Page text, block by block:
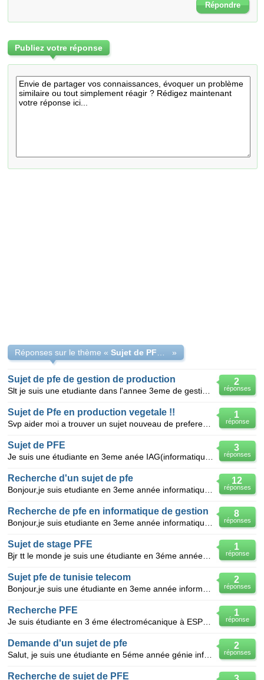
Répondre
Publiez votre réponse
Réponses sur le thème « »
2
réponses
Sujet de pfe de gestion de production
1
réponse
Sujet de Pfe en production vegetale !!
3
réponses
Sujet de PFE
12
réponses
Recherche d'un sujet de pfe
8
réponses
Recherche de pfe en informatique de gestion
1
réponse
Sujet de stage PFE
2
réponses
Sujet pfe de tunisie telecom
1
réponse
Recherche PFE
2
réponses
Demande d'un sujet de pfe
Recherche de sujet de PFE